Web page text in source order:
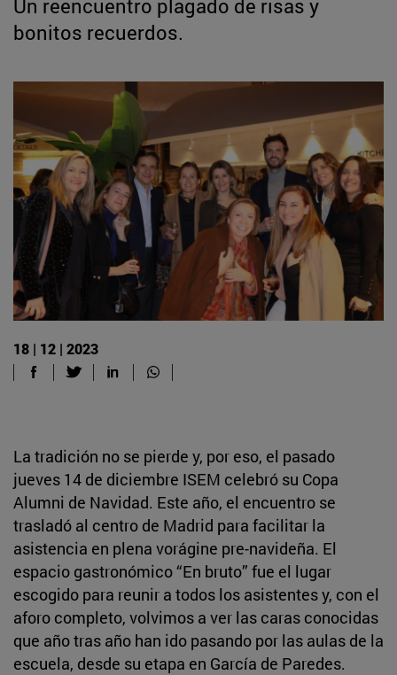
Un reencuentro plagado de risas y
bonitos recuerdos.
18 | 12 | 2023
La tradición no se pierde y, por eso, el pasado
jueves 14 de diciembre ISEM celebró su Copa
Alumni de Navidad. Este año, el encuentro se
trasladó al centro de Madrid para facilitar la
asistencia en plena vorágine pre-navideña. El
espacio gastronómico “En bruto” fue el lugar
escogido para reunir a todos los asistentes y, con el
aforo completo, volvimos a ver las caras conocidas
que año tras año han ido pasando por las aulas de la
escuela, desde su etapa en García de Paredes.